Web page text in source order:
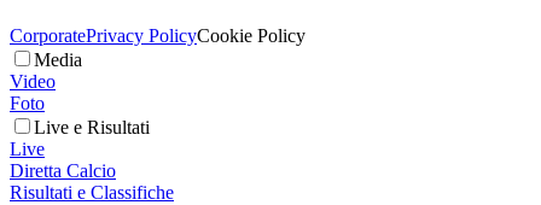
CorporatePrivacy PolicyCookie Policy
Media
Video
Foto
Live e Risultati
Live
Diretta Calcio
Risultati e Classifiche